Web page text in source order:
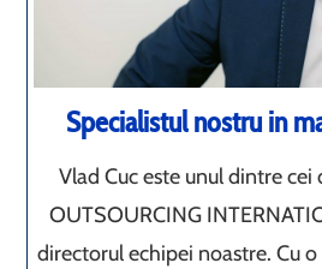
Specialistul nostru in
Vlad Cuc este unul dintre
OUTSOURCING
directorul echipei noastre. Cu